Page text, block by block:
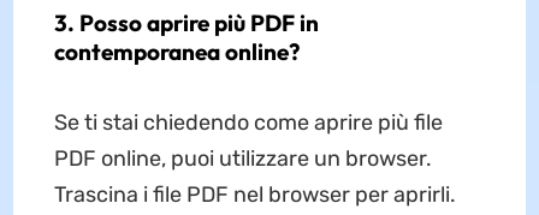
3. Posso aprire più PDF in
contemporanea online?
Se ti stai chiedendo come aprire più file
PDF online, puoi utilizzare un browser.
Trascina i file PDF nel browser per aprirli.